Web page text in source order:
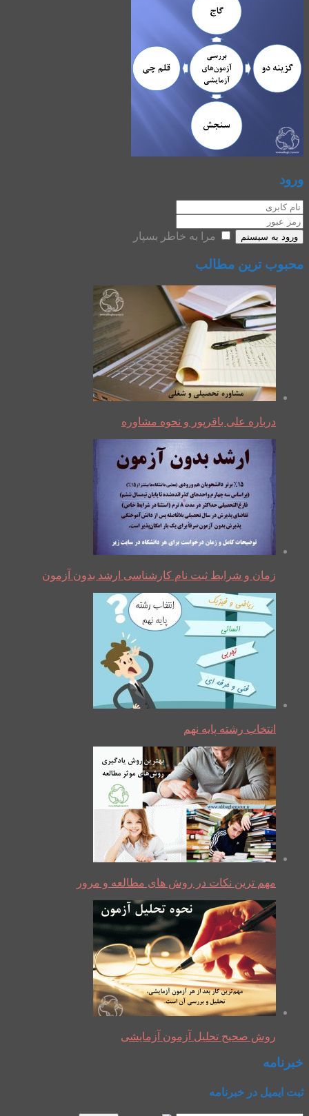
ورود
ورود به سیستم مرا به خاطر بسپار
محبوب ترین مطالب
درباره علی باقرپور و نحوه مشاوره
زمان و شرایط ثبت نام کارشناسی ارشد بدون آزمون
انتخاب رشته پایه نهم
مهم ترین نکات در روش های مطالعه و مرور
روش صحیح تحلیل آزمون آزمایشی
خبرنامه
ثبت ایمیل در خبرنامه